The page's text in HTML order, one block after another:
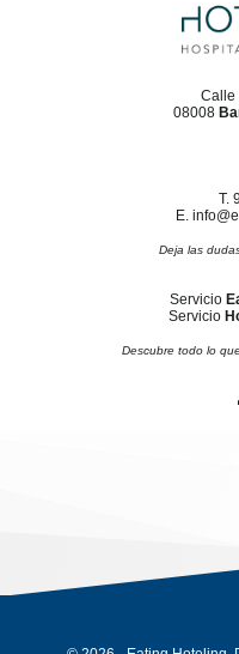
Calle
08008
T.
E.
Deja las
Servicio
Servicio
Descubre todo lo